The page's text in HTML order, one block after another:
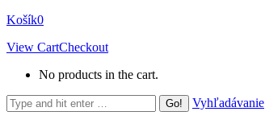
Košík0
View CartCheckout
No products in the cart.
Search:
Vyhľadávanie